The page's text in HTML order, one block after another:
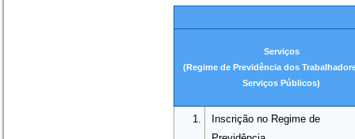
Serviços
(Regime de Previdência dos
Serviços Públicos)
1.
Inscrição no Regime de